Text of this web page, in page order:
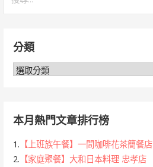
字:分類
分
本月熱門文章排行榜
1. 【上班族午餐】一間咖啡花茶簡餐店
2. 【家庭聚餐】大和日本料理 忠孝店